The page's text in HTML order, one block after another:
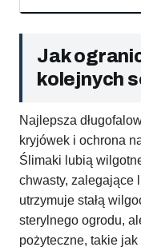
Jak
kolejnych
Najlepsza
kryjówek i ochrona
Ślimaki lubią
chwasty, zalegające
utrzymuje stałą
sterylnego ogrodu,
pożyteczne, takie